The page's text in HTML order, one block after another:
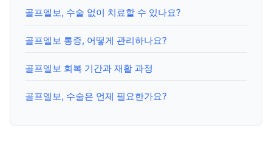
골프엘보, 수술 없이 치료할 수 있나요?
골프엘보 통증, 어떻게 관리하나요?
골프엘보 회복 기간과 재활 과정
골프엘보, 수술은 언제 필요한가요?